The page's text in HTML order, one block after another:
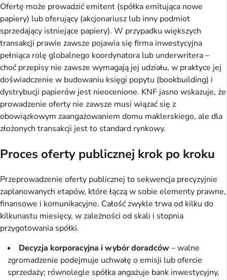
Ofertę może prowadzić emitent (spółka emitująca nowe
papiery) lub oferujący (akcjonariusz lub inny podmiot
sprzedający istniejące papiery). W przypadku większych
transakcji prawie zawsze pojawia się firma inwestycyjna
pełniąca rolę globalnego koordynatora lub underwritera –
choć przepisy nie zawsze wymagają jej udziału, w praktyce jej
doświadczenie w budowaniu księgi popytu (bookbuilding) i
dystrybucji papierów jest nieocenione. KNF jasno wskazuje, że
prowadzenie oferty nie zawsze musi wiązać się z
obowiązkowym zaangażowaniem domu maklerskiego, ale dla
złożonych transakcji jest to standard rynkowy.
Proces oferty publicznej krok po kroku
Przeprowadzenie oferty publicznej to sekwencja precyzyjnie
zaplanowanych etapów, które łączą w sobie elementy prawne,
finansowe i komunikacyjne. Całość zwykle trwa od kilku do
kilkunastu miesięcy, w zależności od skali i stopnia
przygotowania spółki.
Decyzja korporacyjna i wybór doradców– walne
zgromadzenie podejmuje uchwałę o emisji lub ofercie
sprzedaży; równolegle spółka angażuje bank inwestycyjny,